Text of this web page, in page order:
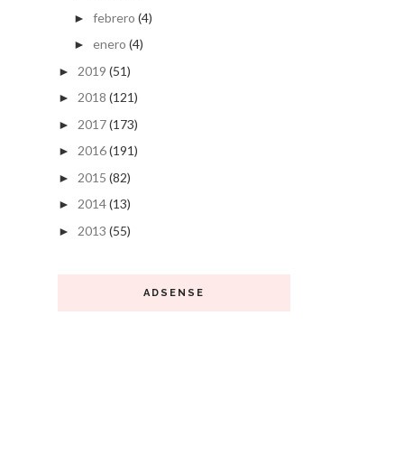
► febrero (4)
► enero (4)
► 2019 (51)
► 2018 (121)
► 2017(173)
► 2016(191)
► 2015 (82)
► 2014(13)
► 2013 (55)
ADSENSE